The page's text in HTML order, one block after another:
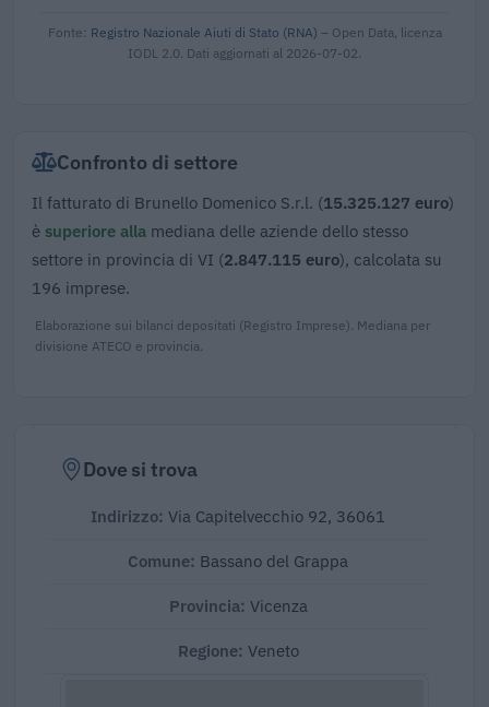
Fonte: Registro Nazionale Aiuti di Stato (RNA) – Open Data, licenza
IODL 2.0. Dati aggiornati al 2026-07-02.
Confronto di settore
Il fatturato di Brunello Domenico S.r.l. (15.325.127 euro)
è superiore alla mediana delle aziende dello stesso
settore in provincia di VI (2.847.115 euro), calcolata su
196 imprese.
Elaborazione sui bilanci depositati (Registro Imprese). Mediana per
divisione ATECO e provincia.
Dove si trova
Indirizzo: Via Capitelvecchio 92, 36061
Comune: Bassano del Grappa
Provincia: Vicenza
Regione: Veneto